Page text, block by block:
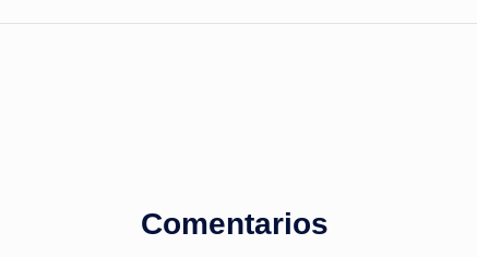
Comentarios